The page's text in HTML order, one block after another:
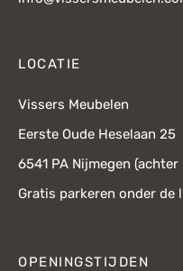
LOCATIE
Vissers Meubelen
Eerste Oude Heselaan 25
6541 PA Nijmegen
Gratis parkeren onder de
OPENINGSTIJDEN